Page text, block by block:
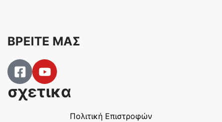
σχετικα
Πολιτική Επιστροφών
ΒΡΕΙΤΕ ΜΑΣ